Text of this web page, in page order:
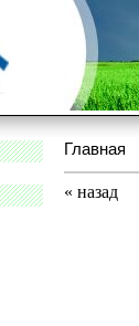
Главная
« назад